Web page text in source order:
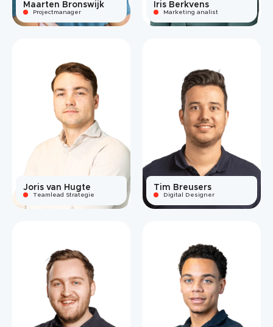
Maarten Bronswijk
Projectmanager
Iris Berkvens
Marketing analist
Joris van Hugte
Teamlead Strategie
Tim Breusers
Digital Designer